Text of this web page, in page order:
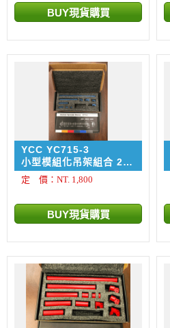
YCC YC715-3
小型模組化吊架組合 20
噸 ~ 180噸 RAL 5009
BLUE 藍色
定 價：NT. 1,800